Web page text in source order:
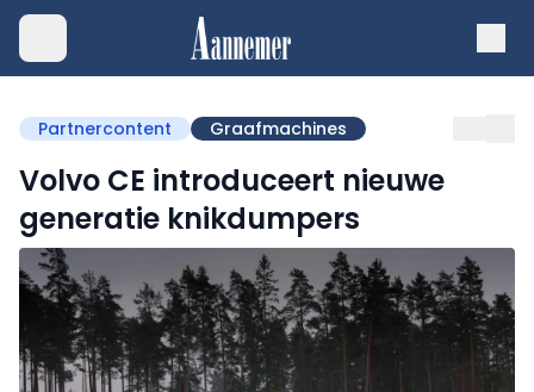
Partnercontent Graafmachines
Volvo CE introduceert nieuwe
generatie knikdumpers